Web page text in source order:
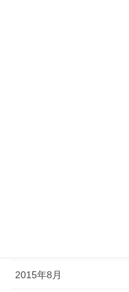
2015年8月